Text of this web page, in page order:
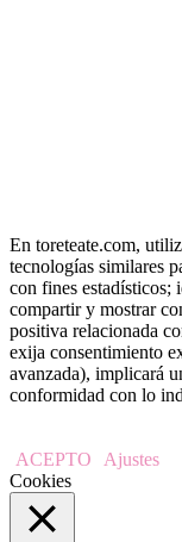
En toreteate.com,
tecnologías similares
con fines estadísticos;
compartir y mostrar
positiva relacionada
exija consentimiento
avanzada), implicará
conformidad con lo
ACEPTO
Ajustes
Cookies